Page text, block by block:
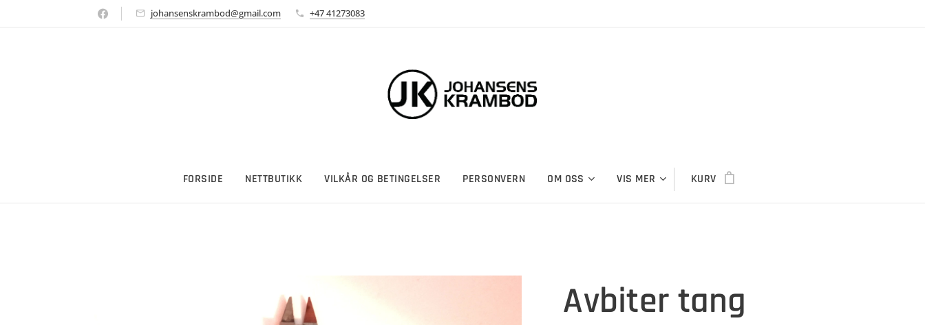
johansenskrambod@gmail.com +47 41273083
FORSIDE NETTBUTIKK VILKÅR OG BETINGELSER PERSONVERN OM OSS VIS MER KURV
Avbiter tang